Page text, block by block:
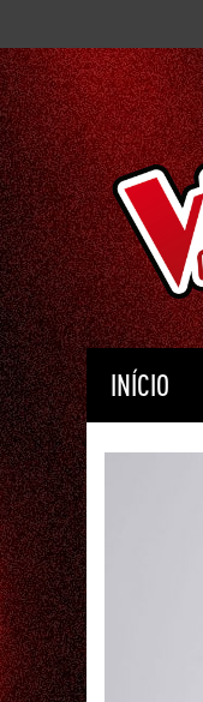
Saltar para o conteúdo
INÍCIO